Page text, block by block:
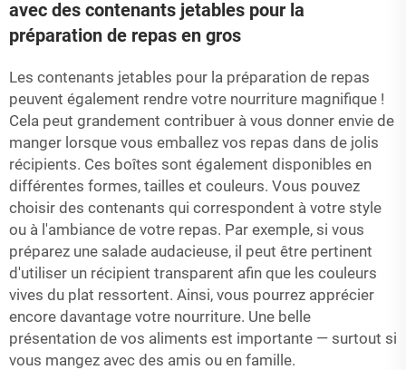
avec des contenants jetables pour la
préparation de repas en gros
Les contenants jetables pour la préparation de repas
peuvent également rendre votre nourriture magnifique !
Cela peut grandement contribuer à vous donner envie de
manger lorsque vous emballez vos repas dans de jolis
récipients. Ces boîtes sont également disponibles en
différentes formes, tailles et couleurs. Vous pouvez
choisir des contenants qui correspondent à votre style
ou à l'ambiance de votre repas. Par exemple, si vous
préparez une salade audacieuse, il peut être pertinent
d'utiliser un récipient transparent afin que les couleurs
vives du plat ressortent. Ainsi, vous pourrez apprécier
encore davantage votre nourriture. Une belle
présentation de vos aliments est importante — surtout si
vous mangez avec des amis ou en famille.